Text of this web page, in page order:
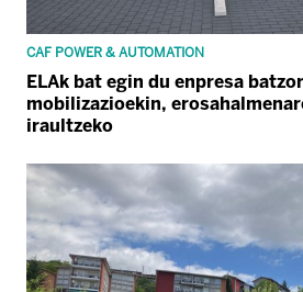
CAF POWER & AUTOMATION
ELAk bat egin du enpresa
mobilizazioekin,
iraultzeko